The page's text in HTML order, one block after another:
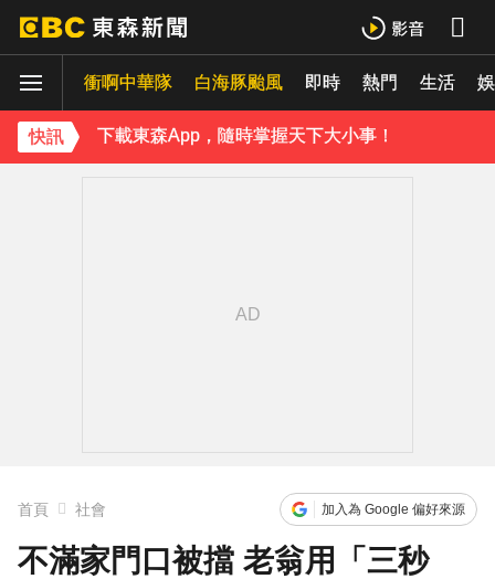
衝啊中華隊 白海豚颱風 即時 熱門 生活
快訊
ENHYPEN西村力站姐輕生亡！生前淚喊「本想再活久點」粉絲怒轟：別再差別對待
下載東森App，隨時掌握天下大小事！
首頁 社會 加入為 Google 偏好來源
不滿家門口被擋 老翁用「三秒